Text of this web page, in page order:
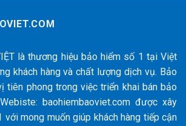
là thương hiệu bảo hiểm số 1 tại Việt
khách hàng và chất lượng dịch vụ. Bảo
tiên phong trong việc triển khai bán bảo
baohiembaoviet.com được xây
mong muốn giúp khách hàng tiếp cận